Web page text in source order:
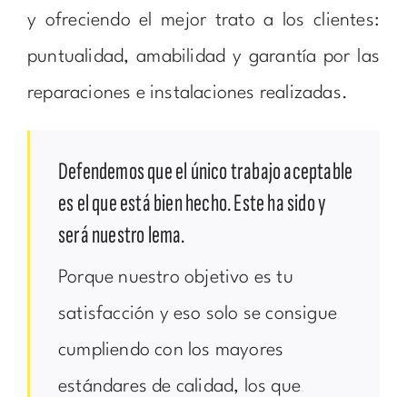
y ofreciendo el mejor trato a los clientes:
puntualidad, amabilidad y garantía por las
reparaciones e instalaciones realizadas.
Defendemos que el único trabajo aceptable
es el que está bien hecho. Este ha sido y
será nuestro lema.
Porque nuestro objetivo es tu
satisfacción y eso solo se consigue
cumpliendo con los mayores
estándares de calidad, los que